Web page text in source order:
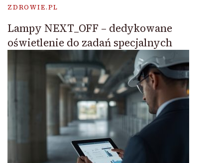
ZDROWIE.PL
Lampy NEXT_OFF – dedykowane
oświetlenie do zadań specjalnych